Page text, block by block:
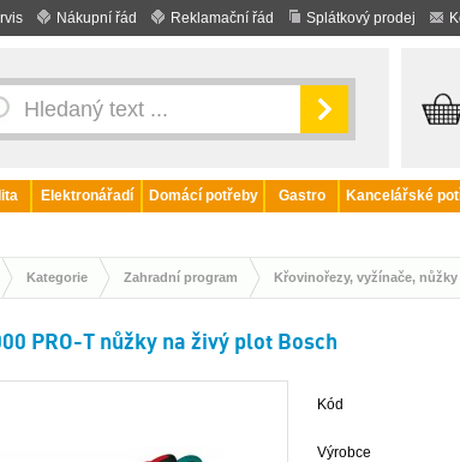
Nákupní řád Reklamační řád Splátkový prodej
Elektronářadí Domácí potřeby Gastro Kancelářské
Kategorie Zahradní program Křovinořezy, vyžínače,
PRO-T nůžky na živý plot Bosch
Kód
Výrobce